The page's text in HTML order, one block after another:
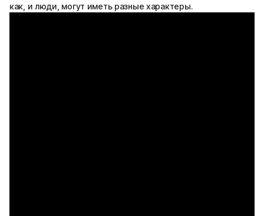
как, и люди, могут иметь разные характеры.